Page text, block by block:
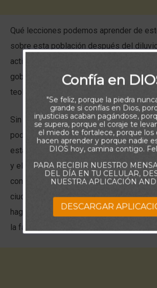
Qué lecciones podemos aprender de
sobre esta población después del
actitud arrogante y el mismo plan
gobierno mundial y establecer una
teología sin Cristo, todavía existe hoy.
Sin embargo, los planes del hombre
podrán desbaratar el plan sobrenatural
esta era actual, el inevitable juicio que
y el pueblo insensato en la llanura de
conspiraron juntos y dijeron: “Vamos,
ciudad y una torre, cuya cúspide llegue al
hagámonos un nombre, por si fuéremos
la faz de toda la tierra.”
Confía en
"Se feliz, porque la piedra
grande si confías en Dios,
injusticias acaban pagándose,
se supera, porque el coraje te
el miedo te fortalece, porque los
hacen aprender y porque nadie
DIOS hoy, camina contigo.
PARA RECIBIR NUESTRO
DEL DÍA EN TU CELULAR,
NUESTRA APLICACIÓN
DESCARGAR